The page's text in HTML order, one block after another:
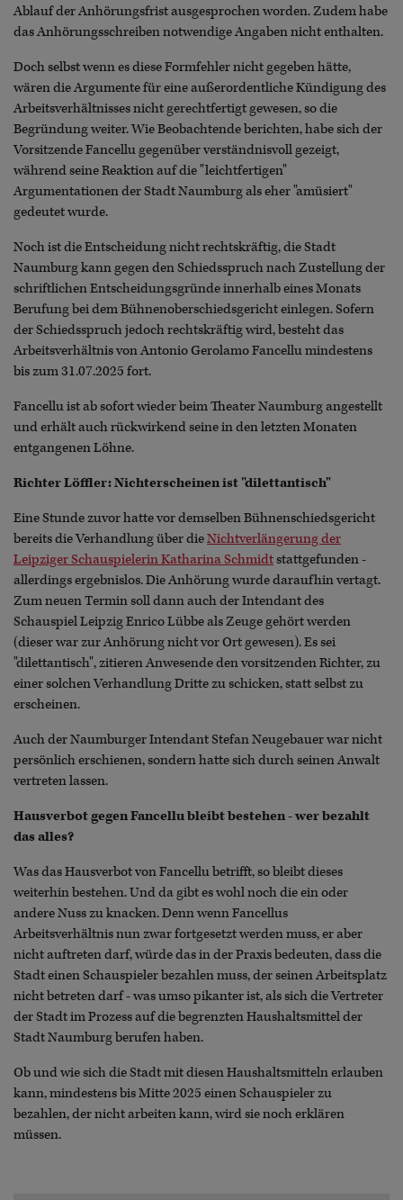
Ablauf der Anhörungsfrist ausgesprochen worden. Zudem habe
das Anhörungsschreiben notwendige Angaben nicht enthalten.
Doch selbst wenn es diese Formfehler nicht gegeben hätte,
wären die Argumente für eine außerordentliche Kündigung des
Arbeitsverhältnisses nicht gerechtfertigt gewesen, so die
Begründung weiter. Wie Beobachtende berichten, habe sich der
Vorsitzende Fancellu gegenüber verständnisvoll gezeigt,
während seine Reaktion auf die "leichtfertigen"
Argumentationen der Stadt Naumburg als eher "amüsiert"
gedeutet wurde.
Noch ist die Entscheidung nicht rechtskräftig, die Stadt
Naumburg kann gegen den Schiedsspruch nach Zustellung der
schriftlichen Entscheidungsgründe innerhalb eines Monats
Berufung bei dem Bühnenoberschiedsgericht einlegen. Sofern
der Schiedsspruch jedoch rechtskräftig wird, besteht das
Arbeitsverhältnis von Antonio Gerolamo Fancellu mindestens
bis zum 31.07.2025 fort.
Fancellu ist ab sofort wieder beim Theater Naumburg angestellt
und erhält auch rückwirkend seine in den letzten Monaten
entgangenen Löhne.
Richter Löffler: Nichterscheinen ist "dilettantisch"
Eine Stunde zuvor hatte vor demselben Bühnenschiedsgericht
bereits die Verhandlung über dieNichtverlängerung der
Leipziger Schauspielerin Katharina Schmidtstattgefunden -
allerdings ergebnislos. Die Anhörung wurde daraufhin vertagt.
Zum neuen Termin soll dann auch der Intendant des
Schauspiel Leipzig Enrico Lübbe als Zeuge gehört werden
(dieser war zur Anhörung nicht vor Ort gewesen). Es sei
"dilettantisch", zitieren Anwesende den vorsitzenden Richter, zu
einer solchen Verhandlung Dritte zu schicken, statt selbst zu
erscheinen.
Auch der Naumburger Intendant Stefan Neugebauer war nicht
persönlich erschienen, sondern hatte sich durch seinen Anwalt
vertreten lassen.
Hausverbot gegen Fancellu bleibt bestehen - wer bezahlt
das alles?
Was das Hausverbot von Fancellu betrifft, so bleibt dieses
weiterhin bestehen. Und da gibt es wohl noch die ein oder
andere Nuss zu knacken. Denn wenn Fancellus
Arbeitsverhältnis nun zwar fortgesetzt werden muss, er aber
nicht auftreten darf, würde das in der Praxis bedeuten, dass die
Stadt einen Schauspieler bezahlen muss, der seinen Arbeitsplatz
nicht betreten darf - was umso pikanter ist, als sich die Vertreter
der Stadt im Prozess auf die begrenzten Haushaltsmittel der
Stadt Naumburg berufen haben.
Ob und wie sich die Stadt mit diesen Haushaltsmitteln erlauben
kann, mindestens bis Mitte 2025 einen Schauspieler zu
bezahlen, der nicht arbeiten kann, wird sie noch erklären
müssen.